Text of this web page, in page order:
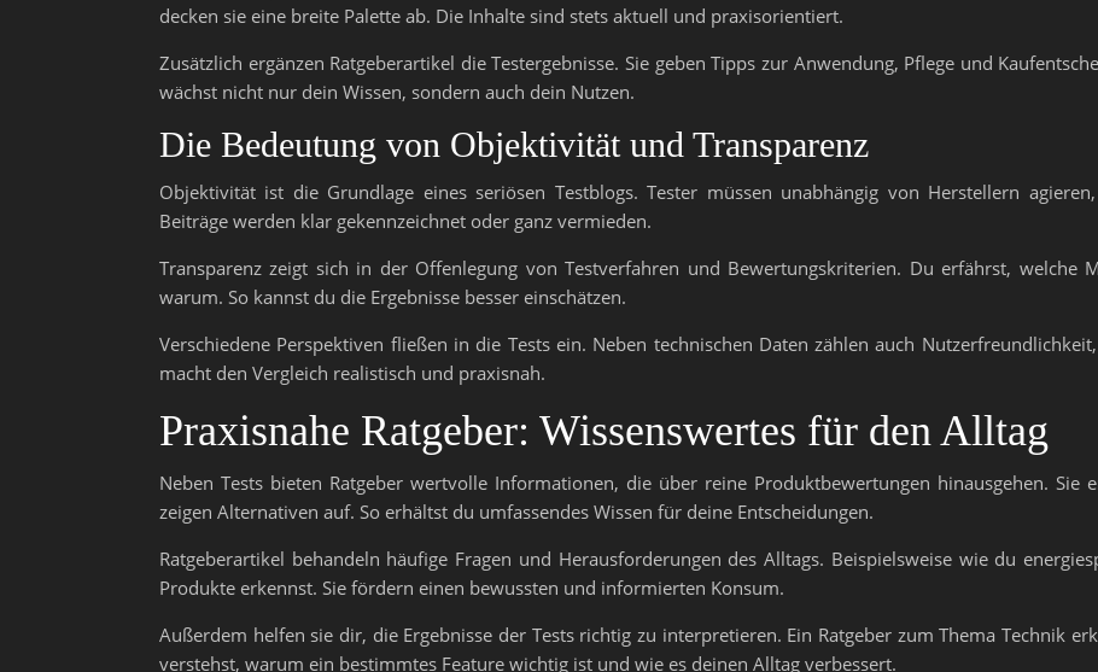
decken sie eine breite Palette ab. Die Inhalte sind stets aktuell und praxisorientiert.
Zusätzlich ergänzen Ratgeberartikel die Testergebnisse. Sie geben Tipps zur Anwendung, Pflege und
wächst nicht nur dein Wissen, sondern auch dein Nutzen.
Die Bedeutung von Objektivität und Transparenz
Objektivität ist die Grundlage eines seriösen Testblogs. Tester müssen unabhängig von Herstellern
Beiträge werden klar gekennzeichnet oder ganz vermieden.
Transparenz zeigt sich in der Offenlegung von Testverfahren und Bewertungskriterien. Du erfährst, welche
warum. So kannst du die Ergebnisse besser einschätzen.
Verschiedene Perspektiven fließen in die Tests ein. Neben technischen Daten zählen auch
macht den Vergleich realistisch und praxisnah.
Praxisnahe Ratgeber: Wissenswertes für den Alltag
Neben Tests bieten Ratgeber wertvolle Informationen, die über reine Produktbewertungen hinausgehen. Sie
zeigen Alternativen auf. So erhältst du umfassendes Wissen für deine Entscheidungen.
Ratgeberartikel behandeln häufige Fragen und Herausforderungen des Alltags. Beispielsweise wie du
Produkte erkennst. Sie fördern einen bewussten und informierten Konsum.
Außerdem helfen sie dir, die Ergebnisse der Tests richtig zu interpretieren. Ein Ratgeber zum Thema Technik
verstehst, warum ein bestimmtes Feature wichtig ist und wie es deinen Alltag verbessert.